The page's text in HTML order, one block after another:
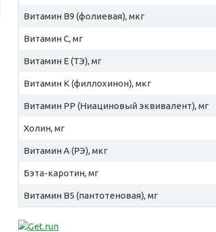
Витамин B9 (фолиевая), мкг
Витамин C, мг
Витамин E (ТЭ), мг
Витамин К (филлохинон), мкг
Витамин PP (Ниациновый эквивалент), мг
Холин, мг
Витамин A (РЭ), мкг
Бэта-каротин, мг
Витамин B5 (пантотеновая), мг